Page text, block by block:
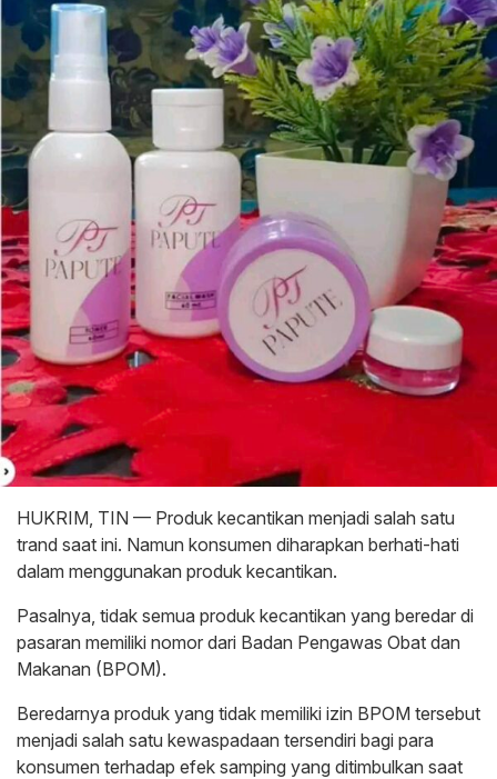
HUKRIM, TIN — Produk kecantikan menjadi salah satu
trand saat ini. Namun konsumen diharapkan berhati-hati
dalam menggunakan produk kecantikan.
Pasalnya, tidak semua produk kecantikan yang beredar di
pasaran memiliki nomor dari Badan Pengawas Obat dan
Makanan (BPOM).
Beredarnya produk yang tidak memiliki izin BPOM tersebut
menjadi salah satu kewaspadaan tersendiri bagi para
konsumen terhadap efek samping yang ditimbulkan saat